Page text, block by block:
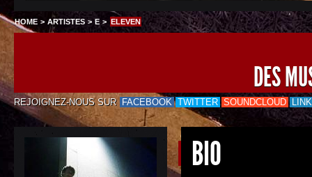
HOME > ARTISTES > E > ELEVEN
DES
REJOIGNEZ-NOUS SUR FACEBOOK TWITTER SOUNDCLOUD
BIO